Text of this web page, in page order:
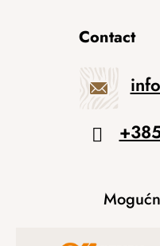
Contact
info